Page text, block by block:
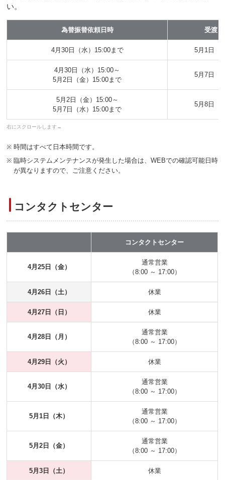
い。
為替振替依頼日時 受渡日
4月30日（水）15:00まで 5月1日（
4月30日（水）15:00～
5月2日（金）15:00まで
5月7日（
5月2日（金）15:00～
5月7日（水）15:00まで
5月8日（
※ 時間はすべて日本時間です。
※ 臨時システムメンテナンスが発生した場合は、WEBでの確認可能日時
が異なりますので、ご注意ください。
コンタクトセンター
コンタクトセンター
4月25日（金）
通常営業
（8:00 ～ 17:00）
4月26日（土） 休業
4月27日（日） 休業
4月28日（月）
通常営業
（8:00 ～ 17:00）
4月29日（火） 休業
4月30日（水）
通常営業
（8:00 ～ 17:00）
5月1日（木）
通常営業
（8:00 ～ 17:00）
5月2日（金）
通常営業
（8:00 ～ 17:00）
5月3日（土） 休業